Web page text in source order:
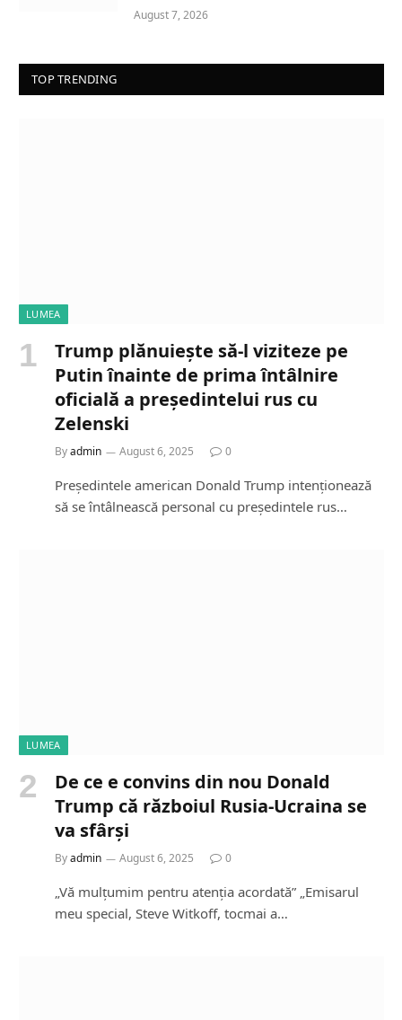
August 7, 2026
TOP TRENDING
LUMEA
Trump plănuiește să-l viziteze pe
Putin înainte de prima întâlnire
oficială a președintelui rus cu
Zelenski
Byadmin August 6, 2025 0
Președintele american Donald Trump intenționează
să se întâlnească personal cu președintele rus…
LUMEA
De ce e convins din nou Donald
Trump că războiul Rusia-Ucraina se
va sfârși
Byadmin August 6, 2025 0
„Vă mulțumim pentru atenția acordată” „Emisarul
meu special, Steve Witkoff, tocmai a…